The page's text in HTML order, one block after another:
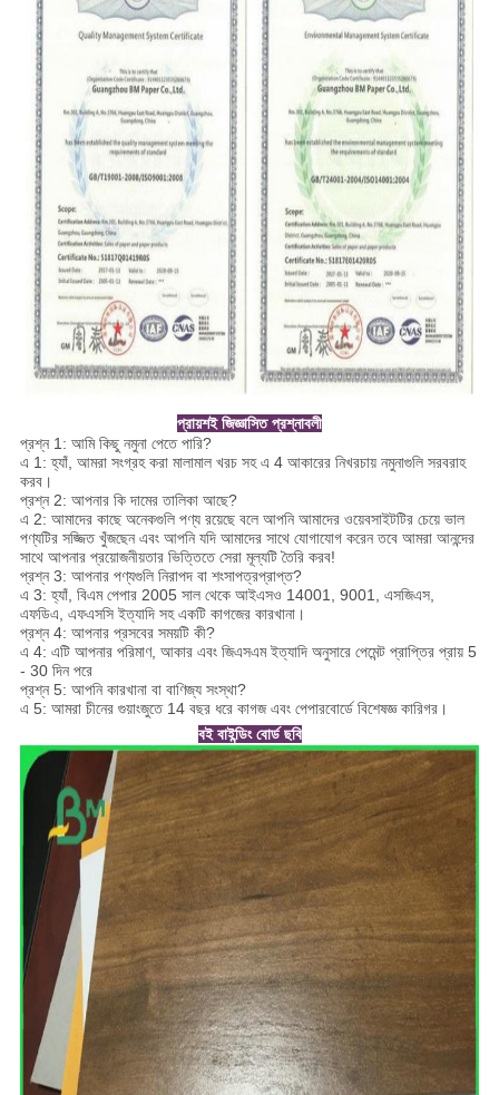
প্রায়শই জিজ্ঞাসিত প্রশ্নাবলী
প্রশ্ন 1: আমি কিছু নমুনা পেতে পারি?
এ 1: হ্যাঁ, আমরা সংগ্রহ করা মালামাল খরচ সহ এ 4 আকারের নিখরচায় নমুনাগুলি সরবরাহ
করব।
প্রশ্ন 2: আপনার কি দামের তালিকা আছে?
এ 2: আমাদের কাছে অনেকগুলি পণ্য রয়েছে বলে আপনি আমাদের ওয়েবসাইটটির চেয়ে ভাল
পণ্যটির সজ্জিত খুঁজছেন এবং আপনি যদি আমাদের সাথে যোগাযোগ করেন তবে আমরা আনন্দের
সাথে আপনার প্রয়োজনীয়তার ভিত্তিতে সেরা মূল্যটি তৈরি করব!
প্রশ্ন 3: আপনার পণ্যগুলি নিরাপদ বা শংসাপত্রপ্রাপ্ত?
এ 3: হ্যাঁ, বিএম পেপার 2005 সাল থেকে আইএসও 14001, 9001, এসজিএস,
এফডিএ, এফএসসি ইত্যাদি সহ একটি কাগজের কারখানা।
প্রশ্ন 4: আপনার প্রসবের সময়টি কী?
এ 4: এটি আপনার পরিমাণ, আকার এবং জিএসএম ইত্যাদি অনুসারে পেমেন্ট প্রাপ্তির প্রায় 5
- 30 দিন পরে
প্রশ্ন 5: আপনি কারখানা বা বাণিজ্য সংস্থা?
এ 5: আমরা চীনের গুয়াংজুতে 14 বছর ধরে কাগজ এবং পেপারবোর্ডে বিশেষজ্ঞ কারিগর।
বই বাইন্ডিং বোর্ড ছবি